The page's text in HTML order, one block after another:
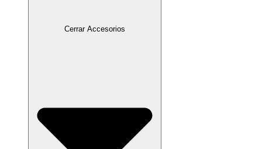
Cerrar Accesorios